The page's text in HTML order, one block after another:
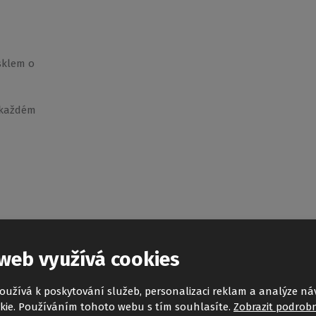
o
využívá cookies
k poskytování služeb, personalizaci reklam a analýze
Používáním tohoto webu s tím souhlasíte. Zobrazit